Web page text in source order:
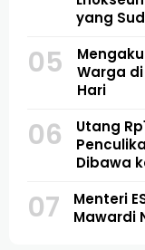
yang
05
Warga
Hari
06
Utang
Dibawa
07
Menteri
Mawardi